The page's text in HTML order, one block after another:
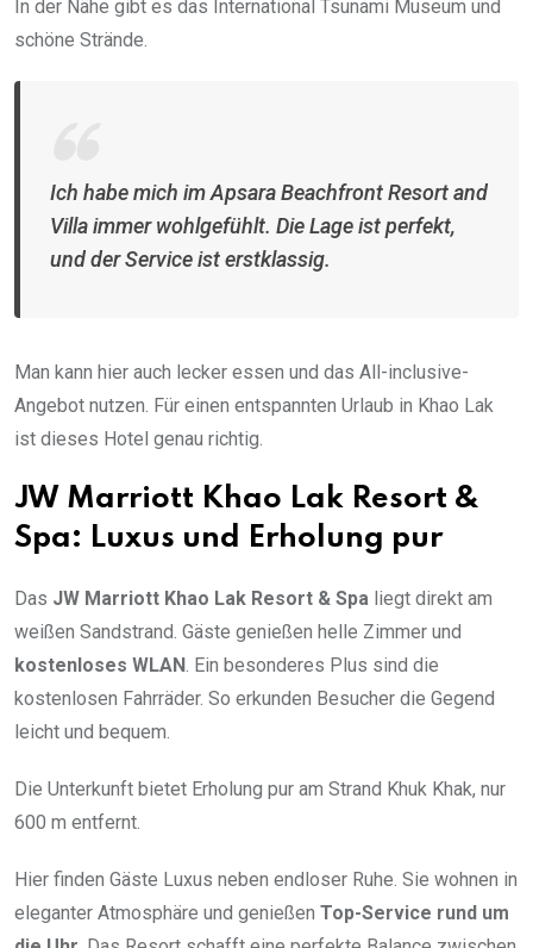
In der Nähe gibt es das International Tsunami Museum und
schöne Strände.
Ich habe mich im Apsara Beachfront Resort and
Villa immer wohlgefühlt. Die Lage ist perfekt,
und der Service ist erstklassig.
Man kann hier auch lecker essen und das All-inclusive-
Angebot nutzen. Für einen entspannten Urlaub in Khao Lak
ist dieses Hotel genau richtig.
JW Marriott Khao Lak Resort &
Spa: Luxus und Erholung pur
Das JW Marriott Khao Lak Resort & Spa liegt direkt am
weißen Sandstrand. Gäste genießen helle Zimmer und
kostenloses WLAN . Ein besonderes Plus sind die
kostenlosen Fahrräder. So erkunden Besucher die Gegend
leicht und bequem.
Die Unterkunft bietet Erholung pur am Strand Khuk Khak, nur
600 m entfernt.
Hier finden Gäste Luxus neben endloser Ruhe. Sie wohnen in
eleganter Atmosphäre und genießen Top-Service rund um